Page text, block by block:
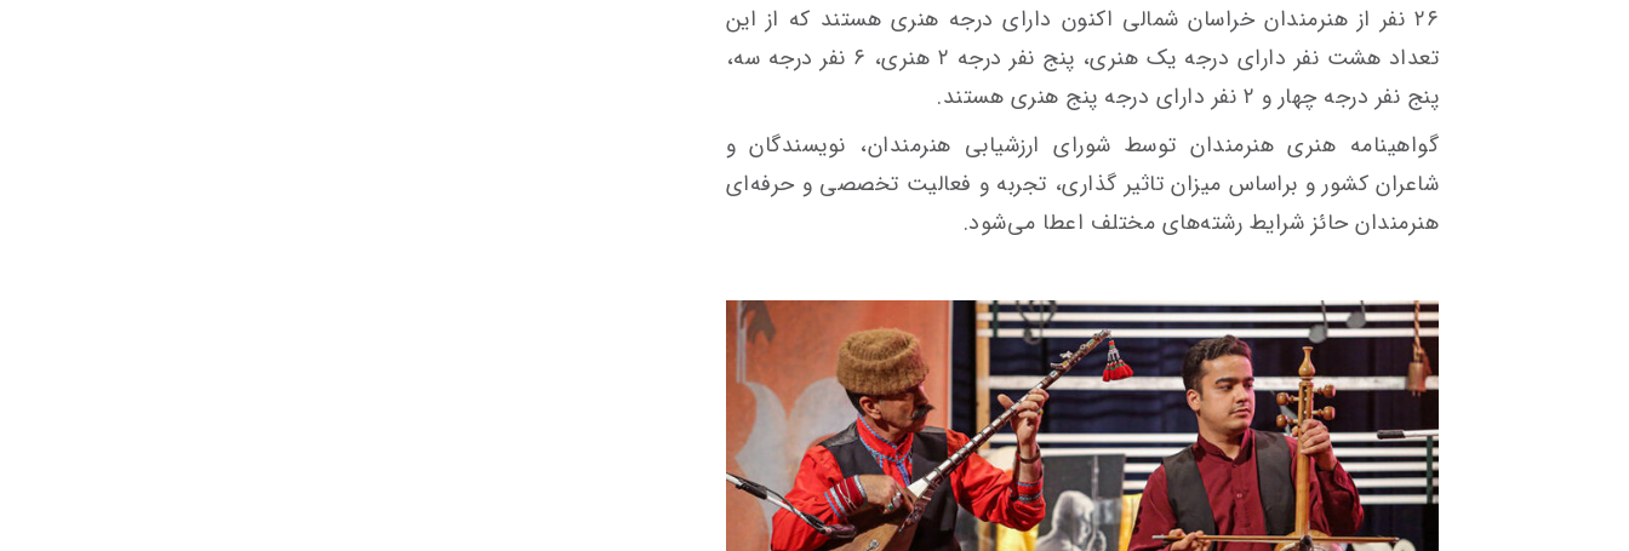
۲۶ نفر از هنرمندان خراسان شمالی اکنون دارای درجه هنری هستند که از این
تعداد هشت نفر دارای درجه یک هنری، پنج نفر درجه ۲ هنری، ۶ نفر درجه سه،
پنج نفر درجه چهار و ۲ نفر دارای درجه پنج هنری هستند.
گواهینامه هنری هنرمندان توسط شورای ارزشیابی هنرمندان، نویسندگان و
شاعران کشور و براساس میزان تاثیر گذاری، تجربه و فعالیت تخصصی و حرفه‌ای
هنرمندان حائز شرایط رشته‌های مختلف اعطا می‌شود.